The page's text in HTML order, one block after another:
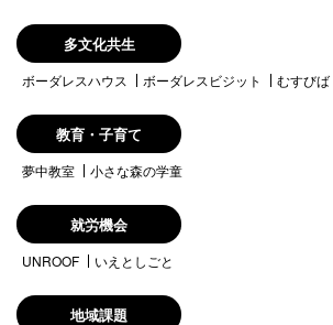
多文化共生
ボーダレスハウス ボーダレスビジット むすびば
教育・子育て
夢中教室 小さな森の学童
就労機会
UNROOF いえとしごと
地域課題